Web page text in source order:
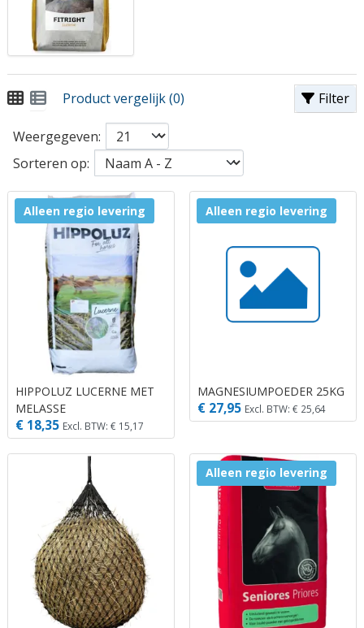
Filter
Product vergelijk (0)
Weergegeven:
Sorteren op:
Alleen regio levering
HIPPOLUZ LUCERNE MET
MELASSE
€ 18,35 Excl. BTW: € 15,17
Alleen regio levering
MAGNESIUMPOEDER 25KG
€ 27,95 Excl. BTW: € 25,64
Alleen regio levering